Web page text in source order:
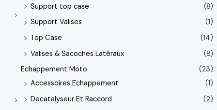
Support top case
(8)
Support Valises
(1)
Top Case
(14)
Valises & Sacoches Latéraux
(8)
Echappement Moto
(23)
Accessoires Echappement
(1)
Decatalyseur Et Raccord
(2)